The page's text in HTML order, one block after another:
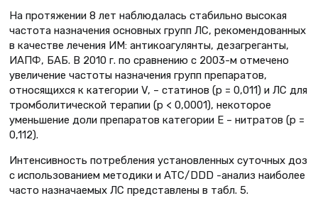
На протяжении 8 лет наблюдалась стабильно высокая
частота назначения основных групп ЛС, рекомендованных
в качестве лечения ИМ: антикоагулянты, дезагреганты,
ИАПФ, БАБ. В 2010 г. по сравнению с 2003-м отмечено
увеличение частоты назначения групп препаратов,
относящихся к категории V, – статинов (р = 0,011) и ЛС для
тромболитической терапии (р < 0,0001), некоторое
уменьшение доли препаратов категории Е – нитратов (р =
0,112).
Интенсивность потребления установленных суточных доз
с использованием методики и ATC/DDD -анализ наиболее
часто назначаемых ЛС представлены в табл. 5.